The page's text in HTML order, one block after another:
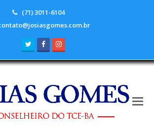
(71) 3011-6104
TwitterFacebook